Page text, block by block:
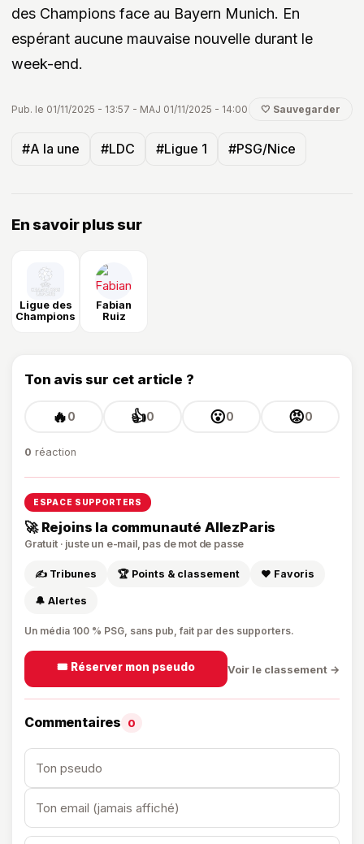
des Champions face au Bayern Munich. En
espérant aucune mauvaise nouvelle durant le
week-end.
Pub. le 01/11/2025 - 13:57 - MAJ 01/11/2025 - 14:00 🤍 Sauvegarder
#A la une #LDC #Ligue 1 #PSG/Nice
En savoir plus sur
Ligue des
Champions
Fabian
Ruiz
Ton avis sur cet article ?
🔥0 👍0 😮0 😡0
0 réaction
ESPACE SUPPORTERS
🚀 Rejoins la communauté AllezParis
Gratuit · juste un e-mail, pas de mot de passe
✍️ Tribunes 🏆 Points & classement ❤️ Favoris
🔔 Alertes
Un média 100 % PSG, sans pub, fait par des supporters.
🎟️ Réserver mon pseudo Voir le classement →
Commentaires 0